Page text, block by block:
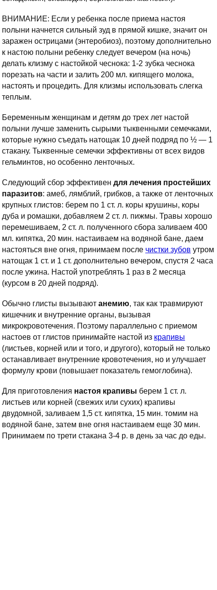
ВНИМАНИЕ: Если у ребенка после приема настоя
полыни начнется сильный зуд в прямой кишке, значит он
заражен острицами (энтеробиоз), поэтому дополнительно
к настою полыни ребенку следует вечером (на ночь)
делать клизму с настойкой чеснока: 1-2 зубка чеснока
порезать на части и залить 200 мл. кипящего молока,
настоять и процедить. Для клизмы использовать слегка
теплым.
Беременным женщинам и детям до трех лет настой
полыни лучше заменить сырыми тыквенными семечками,
которые нужно съедать натощак 10 дней подряд по ½ — 1
стакану. Тыквенные семечки эффективны от всех видов
гельминтов, но особенно ленточных.
Следующий сбор эффективен для лечения простейших
паразитов: амеб, лямблий, грибков, а также от ленточных
крупных глистов: берем по 1 ст. л. коры крушины, коры
дуба и ромашки, добавляем 2 ст. л. пижмы. Травы хорошо
перемешиваем, 2 ст. л. полученного сбора заливаем 400
мл. кипятка, 20 мин. настаиваем на водяной бане, даем
настояться вне огня, принимаем после чистки зубов утром
натощак 1 ст. и 1 ст. дополнительно вечером, спустя 2 часа
после ужина. Настой употреблять 1 раз в 2 месяца
(курсом в 20 дней подряд).
Обычно глисты вызывают анемию, так как травмируют
кишечник и внутренние органы, вызывая
микрокровотечения. Поэтому параллельно с приемом
настоев от глистов принимайте настой из крапивы
(листьев, корней или и того, и другого), который не только
останавливает внутренние кровотечения, но и улучшает
формулу крови (повышает показатель гемоглобина).
Для приготовления настоя крапивы берем 1 ст. л.
листьев или корней (свежих или сухих) крапивы
двудомной, заливаем 1,5 ст. кипятка, 15 мин. томим на
водяной бане, затем вне огня настаиваем еще 30 мин.
Принимаем по трети стакана 3-4 р. в день за час до еды.